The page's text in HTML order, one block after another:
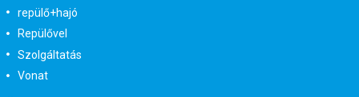
repülő+hajó
Repülővel
Szolgáltatás
Vonat